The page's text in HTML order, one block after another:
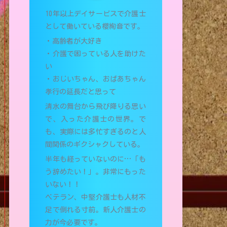
10年以上デイサービスで介護士
として働いている櫻絢音です。
・高齢者が大好き
・介護で困っている人を助けた
い
・おじいちゃん、おばあちゃん
孝行の延長だと思って
清水の舞台から飛び降りる思い
で、入った介護士の世界。で
も、実際には多忙すぎるのと人
間関係のギクシャクしている。
半年も経っていないのに…「も
う辞めたい！」。非常にもった
いない！！
ベテラン、中堅介護士も人材不
足で倒れる寸前。新人介護士の
力が今必要です。